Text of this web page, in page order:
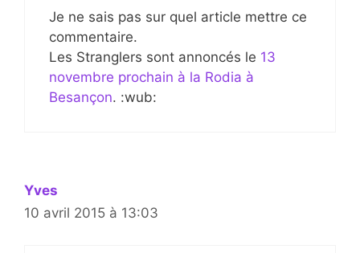
Je ne sais pas sur quel article mettre ce
commentaire.
Les Stranglers sont annoncés le 13
novembre prochain à la Rodia à
Besançon. :wub:
Yves
10 avril 2015 à 13:03